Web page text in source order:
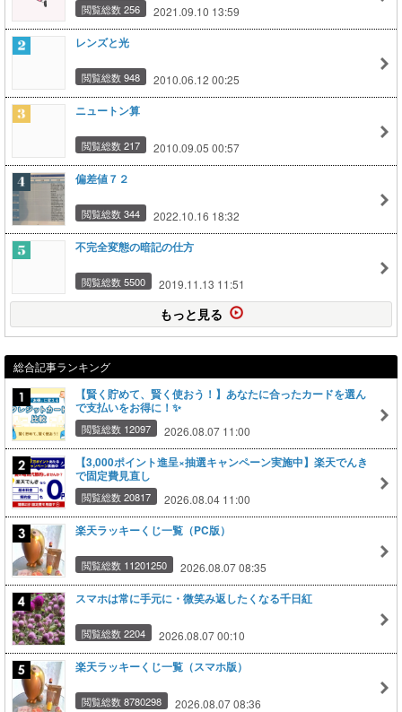
閲覧総数 256 2021.09.10 13:59
レンズと光
閲覧総数 948 2010.06.12 00:25
ニュートン算
閲覧総数 217 2010.09.05 00:57
偏差値７２
閲覧総数 344 2022.10.16 18:32
不完全変態の暗記の仕方
閲覧総数 5500 2019.11.13 11:51
もっと見る
総合記事ランキング
【賢く貯めて、賢く使おう！】あなたに合ったカードを選ん
で支払いをお得に！✨
閲覧総数 12097 2026.08.07 11:00
【3,000ポイント進呈×抽選キャンペーン実施中】楽天でんき
で固定費見直し
閲覧総数 20817 2026.08.04 11:00
楽天ラッキーくじ一覧（PC版）
閲覧総数 11201250 2026.08.07 08:35
スマホは常に手元に・微笑み返したくなる千日紅
閲覧総数 2204 2026.08.07 00:10
楽天ラッキーくじ一覧（スマホ版）
閲覧総数 8780298 2026.08.07 08:36